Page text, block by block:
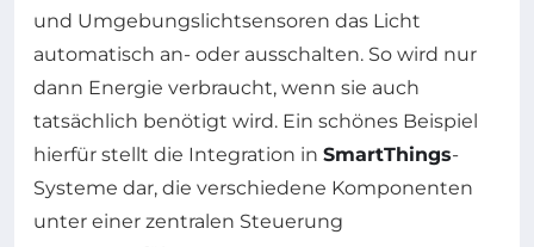
und Umgebungslichtsensoren das Licht
automatisch an- oder ausschalten. So wird nur
dann Energie verbraucht, wenn sie auch
tatsächlich benötigt wird. Ein schönes Beispiel
hierfür stellt die Integration in SmartThings-
Systeme dar, die verschiedene Komponenten
unter einer zentralen Steuerung